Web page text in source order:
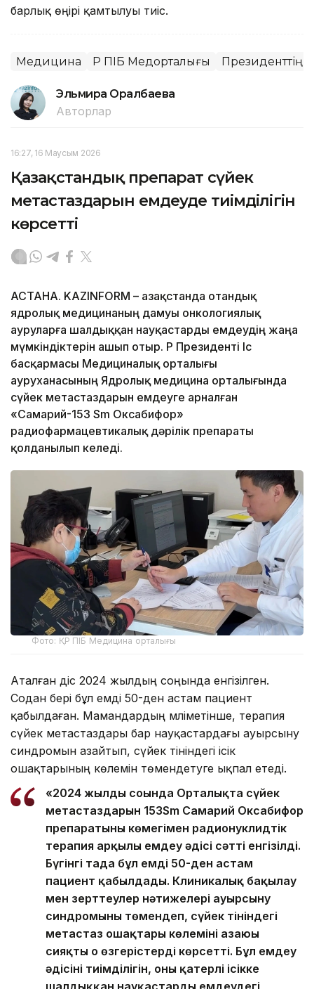
барлық өңірі қамтылуы тиіс.
Медицина ҚР ПІБ Медорталығы Президенттің
Эльмира Оралбаева
Авторлар
16:27, 16 Маусым 2026
Қазақстандық препарат сүйек
метастаздарын емдеуде тиімділігін
көрсетті
АСТАНА. KAZINFORM – Қазақстанда отандық
ядролық медицинаның дамуы онкологиялық
ауруларға шалдыққан науқастарды емдеудің жаңа
мүмкіндіктерін ашып отыр. ҚР Президенті Іс
басқармасы Медициналық орталығы
ауруханасының Ядролық медицина орталығында
сүйек метастаздарын емдеуге арналған
«Самарий-153 Sm Оксабифор»
радиофармацевтикалық дәрілік препараты
қолданылып келеді.
Фото: ҚР ПІБ Медицина орталығы
Аталған әдіс 2024 жылдың соңында енгізілген.
Содан бері бұл емді 50-ден астам пациент
қабылдаған. Мамандардың мәліметінше, терапия
сүйек метастаздары бар науқастардағы ауырсыну
синдромын азайтып, сүйек тініндегі ісік
ошақтарының көлемін төмендетуге ықпал етеді.
«2024 жылдың соңында Орталықта сүйек
метастаздарын 153Sm Самарий Оксабифор
препаратының көмегімен радионуклидтік
терапия арқылы емдеу әдісі сәтті енгізілді.
Бүгінгі таңда бұл емді 50-ден астам
пациент қабылдады. Клиникалық бақылау
мен зерттеулер нәтижелері ауырсыну
синдромының төмендеп, сүйек тініндегі
метастаз ошақтары көлемінің азаюы
сияқты оң өзгерістерді көрсетті. Бұл емдеу
әдісінің тиімділігін, оның қатерлі ісікке
шалдыққан науқастарды емдеудегі